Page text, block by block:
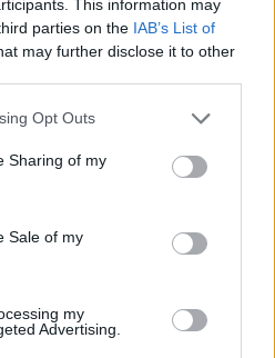
This information may
parties on the IAB’s List of
may further disclose it to other
Opt Outs
Sharing of my
Sale of my
my
Advertising.
San Giorgio Perfugas 2
Alghero Calcio